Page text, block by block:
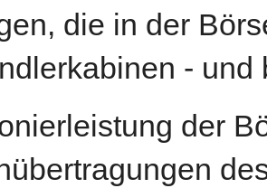
die in der
-
der